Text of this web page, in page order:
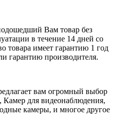
Вам товар без
в течение 14 дней со
товара имеет гарантию 1 год
гарантию производителя.
вам огромный выбор
Камер для видеонаблюдения,
камеры, и многое другое